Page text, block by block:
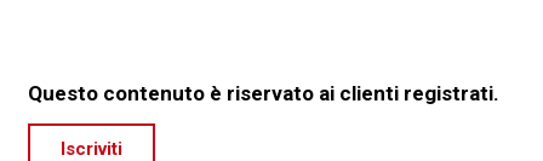
Questo contenuto è riservato ai clienti registrati.
Iscriviti